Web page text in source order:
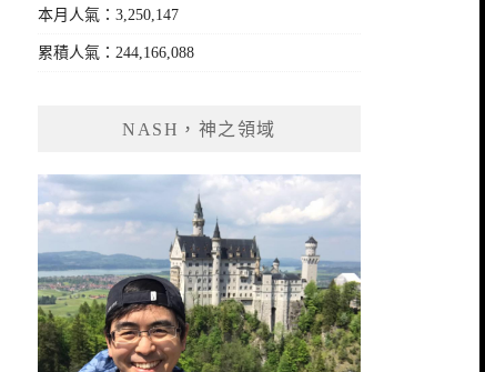
本月人氣：3,250,147
累積人氣：244,166,088
NASH，神之領域